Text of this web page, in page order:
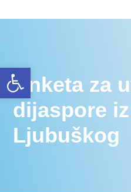
Anketa za
dijaspore
Ljubuškog
Open toolbar